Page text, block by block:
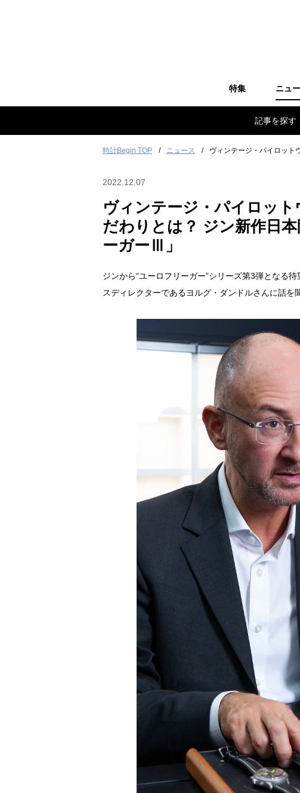
特集 ニュ
記事を探す
時計Begin TOP ニュース ヴィンテージ・パイロット
2022.12.07
ヴィンテージ・パイロッ
だわりとは？ ジン新作日
ーガーⅢ」
ジンから“ユーロフリーガー”シリーズ第3弾となる
スディレクターであるヨルグ・ダンドルさんに話を